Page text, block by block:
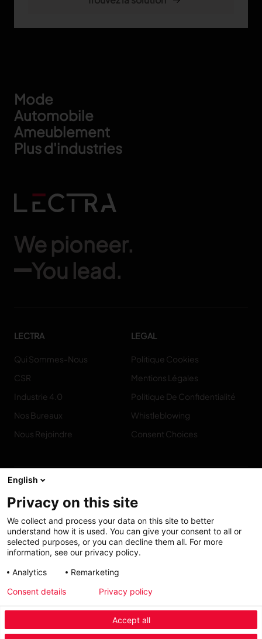
Footer
Mode
Automobile
Ameublement
Plus d'industries
We pioneer.
You lead.
LECTRA
Qui Sommes-Nous
CSR
Industrie 4.0
Nos Bureaux
Nous Rejoindre
LEGAL
Politique Cookies
Mentions Légales
Politique De Confidentialité
Whistleblowing
Consent Choices
Contact
My solutions
conforme
English
Privacy on this site
We collect and process your data on this site to better
understand how it is used. You can give your consent to all or
selected purposes, or you can decline them all. For more
information, see our privacy policy.
Analytics
Remarketing
Accept all
Consent details Privacy policy